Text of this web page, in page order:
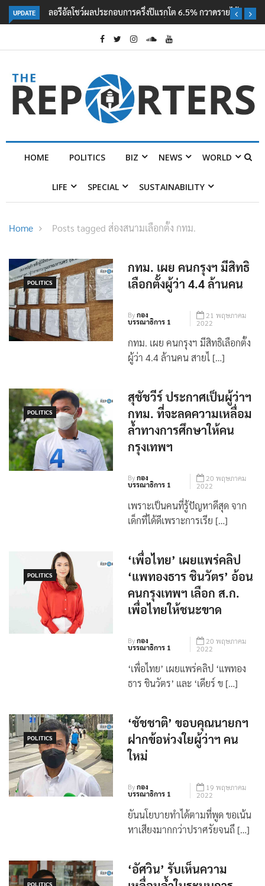
UPDATE
ลอรีอัลโชว์ผลประกอบการครึ่งปีแรกโต 6.5% กวาดรายได้ 2.3 หมื่นล้านยูโร
คว้าไลเซนส์ ‘กุชชี่’ 50 ปี พร้อมส่ง 4 แบรนด์ใหม่บุกตลาดไทย
POLITICS BIZ NEWS WORLD
POLITICS
กทม. เผย คนกรุงฯ มีสิทธิ
เลือกตั้งผู้ว่า 4.4 ล้านคน
Byกอง
บรรณาธิการ 1
21 พฤษภาคม
2022
กทม. เผย คนกรุงฯ มีสิทธิเลือกตั้ง
POLITICS
สุชัชวีร์ ประกาศเป็นผู้ว่าฯ
กทม. ที่จะลดความเหลื่อม
ล้ำทางการศึกษาให้คน
กรุงเทพฯ
Byกอง
บรรณาธิการ 1
20 พฤษภาคม
2022
POLITICS
‘เพื่อไทย’ เผยแพร่คลิป
‘แพทองธาร ชินวัตร’ อ้อน
คนกรุงเทพฯ เลือก ส.ก.
เพื่อไทยให้ชนะขาด
Byกอง
บรรณาธิการ 1
20 พฤษภาคม
2022
POLITICS
‘ชัชชาติ’ ขอบคุณนายกฯ
ฝากข้อห่วงใยผู้ว่าฯ คน
ใหม่
Byกอง
บรรณาธิการ 1
19 พฤษภาคม
2022